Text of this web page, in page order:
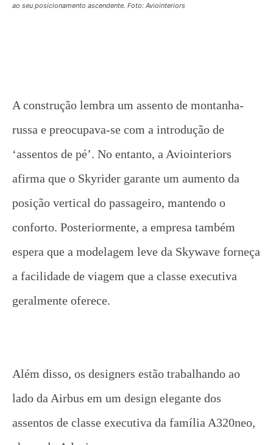
ao seu posicionamento ascendente. Foto: Aviointeriors
A construção lembra um assento de montanha-
russa e preocupava-se com a introdução de
‘assentos de pé’. No entanto, a Aviointeriors
afirma que o Skyrider garante um aumento da
posição vertical do passageiro, mantendo o
conforto. Posteriormente, a empresa também
espera que a modelagem leve da Skywave forneça
a facilidade de viagem que a classe executiva
geralmente oferece.
Além disso, os designers estão trabalhando ao
lado da Airbus em um design elegante dos
assentos de classe executiva da família A320neo,